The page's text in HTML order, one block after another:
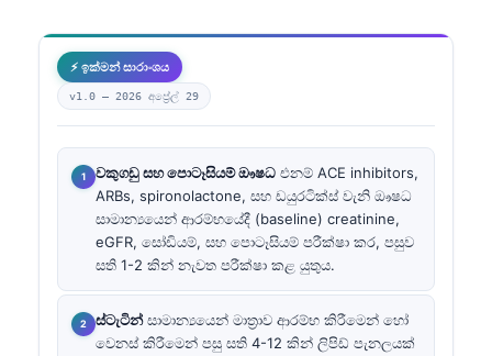
⚡ ඉක්මන් සාරාංශය
v1.0 — 2026 අප්‍රේල් 29
වකුගඩු සහ පොටෑසියම් ඖෂධ එනම් ACE inhibitors,
ARBs, spironolactone, සහ ඩයුරටික්ස් වැනි ඖෂධ
සාමාන්‍යයෙන් ආරම්භයේදී (baseline) creatinine,
eGFR, සෝඩියම්, සහ පොටෑසියම් පරීක්ෂා කර, පසුව
සති 1-2 කින් නැවත පරීක්ෂා කළ යුතුය.
ස්ටැටින්සාමාන්‍යයෙන් මාත්‍රාව ආරම්භ කිරීමෙන් හෝ
වෙනස් කිරීමෙන් පසු සති 4-12 කින් ලිපිඩ් පැනලයක්